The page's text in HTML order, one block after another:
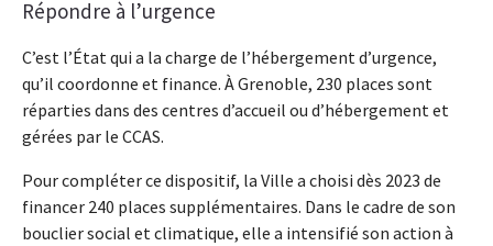
Répondre à l’urgence
C’est l’État qui a la charge de l’hébergement d’urgence,
qu’il coordonne et finance. À Grenoble, 230 places sont
réparties dans des centres d’accueil ou d’hébergement et
gérées par le CCAS.
Pour compléter ce dispositif, la Ville a choisi dès 2023 de
financer 240 places supplémentaires. Dans le cadre de son
bouclier social et climatique, elle a intensifié son action à